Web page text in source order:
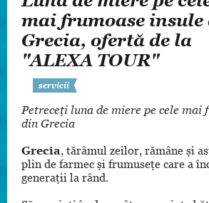
mai frumoase insule
Grecia, ofertă de la
"ALEXA TOUR"
servicii
Petreceți luna de miere pe cele mai
din Grecia
Grecia, tărâmul zeilor, rămâne și
plin de farmec și frumusețe care a
generații la rând.